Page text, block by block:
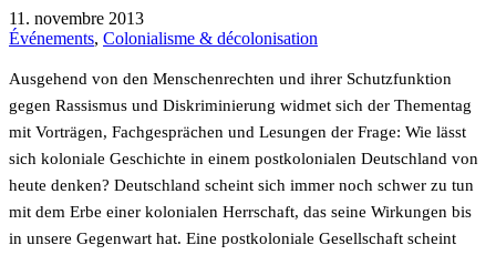
11. novembre 2013
Événements, Colonialisme & décolonisation
Ausgehend von den Menschenrechten und ihrer Schutzfunktion
gegen Rassismus und Diskriminierung widmet sich der Thementag
mit Vorträgen, Fachgesprächen und Lesungen der Frage: Wie lässt
sich koloniale Geschichte in einem postkolonialen Deutschland von
heute denken? Deutschland scheint sich immer noch schwer zu tun
mit dem Erbe einer kolonialen Herrschaft, das seine Wirkungen bis
in unsere Gegenwart hat. Eine postkoloniale Gesellschaft scheint